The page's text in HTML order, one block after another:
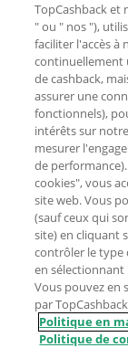
TopCashback et
" ou " nos "),
faciliter l'accès à
continuellement
de cashback,
assurer une
fonctionnels),
intérêts sur
mesurer
de
cookies", vous
site web. Vous
(sauf ceux qui
site) en cliquant
contrôler le type
en sélectionnant
Vous pouvez en
par
Politique en
Politique de